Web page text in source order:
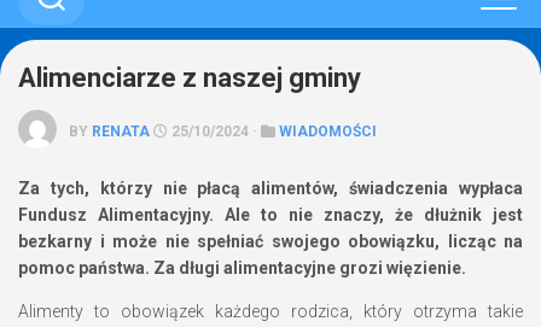
Alimenciarze z naszej gminy
BY RENATA 25/10/2024 · WIADOMOŚCI
Za tych, którzy nie płacą alimentów, świadczenia wypłaca
Fundusz Alimentacyjny. Ale to nie znaczy, że dłużnik jest
bezkarny i może nie spełniać swojego obowiązku, licząc na
pomoc państwa. Za długi alimentacyjne grozi więzienie.
Alimenty to obowiązek każdego rodzica, który otrzyma takie